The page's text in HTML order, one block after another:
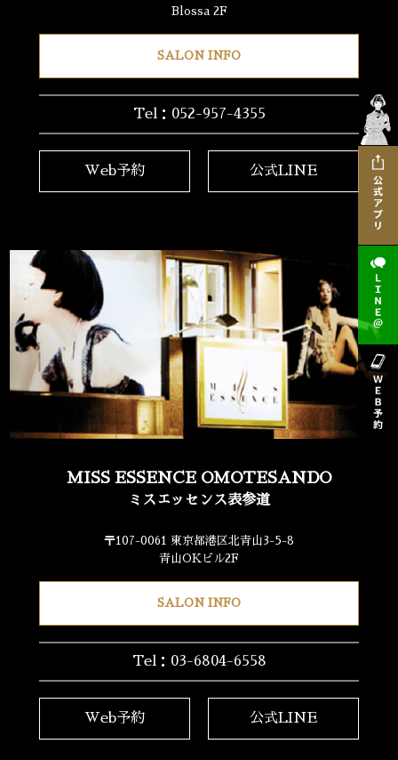
Blossa 2F
SALON INFO
Tel：052-957-4355
Web予約 公式LINE
MISS ESSENCE OMOTESANDO
ミスエッセンス表参道
〒107-0061 東京都港区北青山3-5-8
青山OKビル2F
SALON INFO
Tel：03-6804-6558
Web予約 公式LINE